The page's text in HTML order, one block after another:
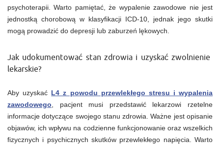
psychoterapii. Warto pamiętać, że wypalenie zawodowe nie jest
jednostką chorobową w klasyfikacji ICD-10, jednak jego skutki
mogą prowadzić do depresji lub zaburzeń lękowych.
Jak udokumentować stan zdrowia i uzyskać zwolnienie
lekarskie?
Aby uzyskać L4 z powodu przewlekłego stresu i wypalenia
zawodowego , pacjent musi przedstawić lekarzowi rzetelne
informacje dotyczące swojego stanu zdrowia. Ważne jest opisanie
objawów, ich wpływu na codzienne funkcjonowanie oraz wszelkich
fizycznych i psychicznych skutków przewlekłego napięcia. Warto